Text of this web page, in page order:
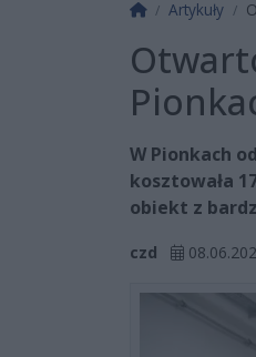
Strona główna
Artykuły
W Pionkach
kosztowała
obiekt z
czd